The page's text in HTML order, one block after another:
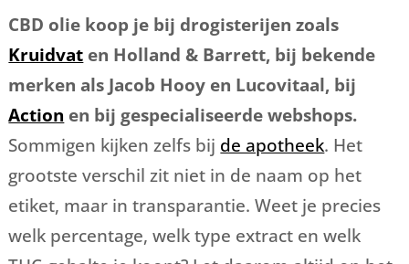
CBD olie koop je bij drogisterijen zoals
Kruidvat en Holland & Barrett, bij bekende
merken als Jacob Hooy en Lucovitaal, bij
Action en bij gespecialiseerde webshops.
Sommigen kijken zelfs bij de apotheek. Het
grootste verschil zit niet in de naam op het
etiket, maar in transparantie. Weet je precies
welk percentage, welk type extract en welk